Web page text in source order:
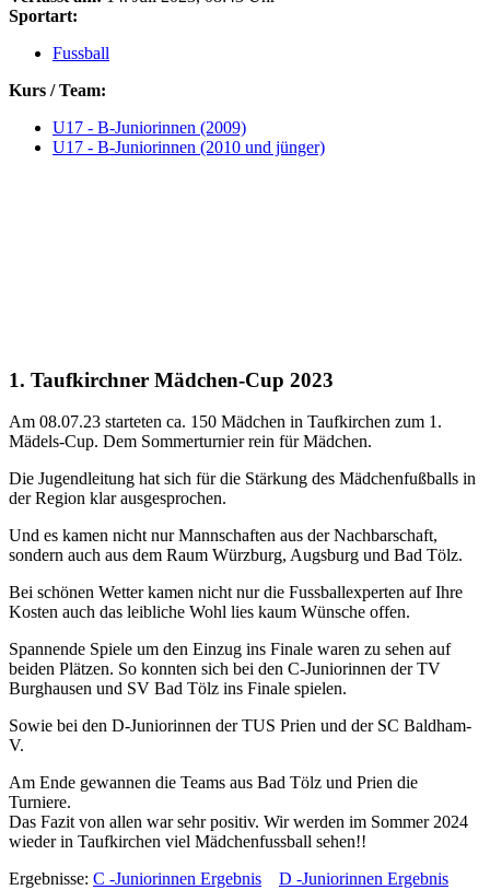
Sportart:
Fussball
Kurs / Team:
U17 - B-Juniorinnen (2009)
U17 - B-Juniorinnen (2010 und jünger)
1. Taufkirchner Mädchen-Cup 2023
Am 08.07.23 starteten ca. 150 Mädchen in Taufkirchen zum 1.
Mädels-Cup. Dem Sommerturnier rein für Mädchen.
Die Jugendleitung hat sich für die Stärkung des Mädchenfußballs in
der Region klar ausgesprochen.
Und es kamen nicht nur Mannschaften aus der Nachbarschaft,
sondern auch aus dem Raum Würzburg, Augsburg und Bad Tölz.
Bei schönen Wetter kamen nicht nur die Fussballexperten auf Ihre
Kosten auch das leibliche Wohl lies kaum Wünsche offen.
Spannende Spiele um den Einzug ins Finale waren zu sehen auf
beiden Plätzen. So konnten sich bei den C-Juniorinnen der TV
Burghausen und SV Bad Tölz ins Finale spielen.
Sowie bei den D-Juniorinnen der TUS Prien und der SC Baldham-
V.
Am Ende gewannen die Teams aus Bad Tölz und Prien die
Turniere.
Das Fazit von allen war sehr positiv. Wir werden im Sommer 2024
wieder in Taufkirchen viel Mädchenfussball sehen!!
Ergebnisse: C -Juniorinnen Ergebnis D -Juniorinnen Ergebnis